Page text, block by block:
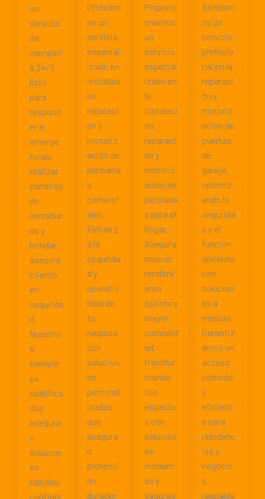
un
servicio
de
cerrajerí
a 24/7,
listo
para
respond
er a
emerge
ncias,
realizar
cambios
de
cerradur
as y
brindar
asesora
miento
en
segurida
d.
Nuestro
s
cerrajer
os
cualifica
dos
asegura
n
solucion
es
rápidas,
confiabl
Ofrecem
os un
servicio
especial
izado en
instalaci
ón,
reparaci
ón y
motoriz
ación de
persiana
s
comerci
ales.
Refuerz
a la
segurida
d y
operativ
idad de
tu
negocio
con
solucion
es
personal
izadas
que
asegura
n
protecci
ón
durader
Proporci
onamos
un
servicio
especial
izado en
la
instalaci
ón,
reparaci
ón y
motoriz
ación de
persiana
s para el
hogar.
Asegura
mos un
rendimi
ento
óptimo y
mayor
comodid
ad,
transfor
mando
tus
espacio
s con
solucion
es
modern
as y
seguras
Brindam
os un
servicio
profesio
nal en la
reparaci
ón y
motoriz
ación de
puertas
de
garaje,
optimiz
ando la
segurida
d y el
funcion
amiento
con
solucion
es a
medida.
Garantiz
amos un
acceso
cómodo
y
eficient
e para
residenc
ias y
negocio
s,
respalda